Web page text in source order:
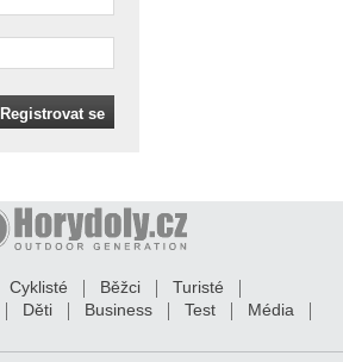
Registrovat se
Cyklisté Běžci
Turisté
Děti Business Test
Média